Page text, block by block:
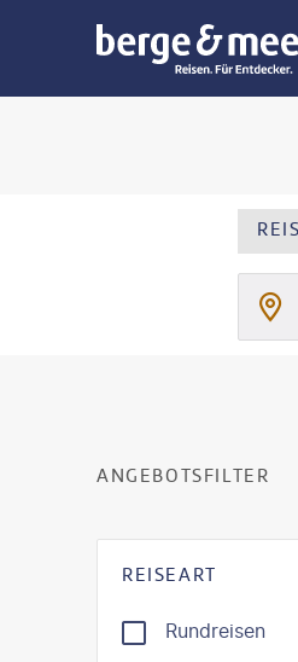
ANGEBOTSFILTER
REISEART
Rundreisen